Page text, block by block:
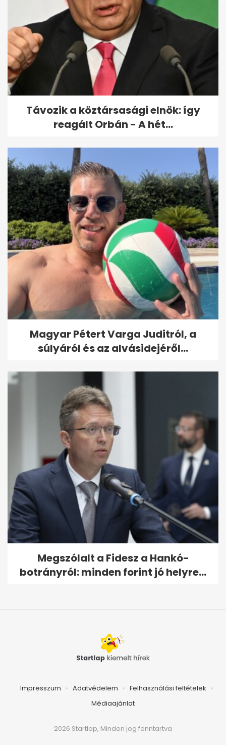
Távozik a köztársasági elnök: így
reagált Orbán - A hét...
Magyar Pétert Varga Juditról, a
súlyáról és az alvásidejéről...
Megszólalt a Fidesz a Hankó-
botrányról: minden forint jó helyre...
Impresszum Adatvédelem
Felhasználási feltételek
Médiaajánlat
2026 Startlap, Minden jog fenntartva